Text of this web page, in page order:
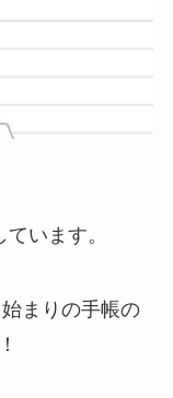
います。
まりの手帳の